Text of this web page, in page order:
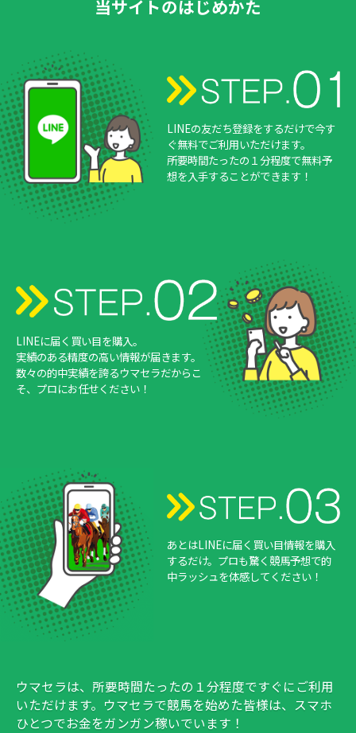
当サイトのはじめかた
LINEの友だち登録をするだけで今す
ぐ無料でご利用いただけます。
所要時間たったの１分程度で無料予
想を入手することができます！
LINEに届く買い目を購入。
実績のある精度の高い情報が届きます。
数々の的中実績を誇るウマセラだからこ
そ、プロにお任せください！
あとはLINEに届く買い目情報を購入
するだけ。プロも驚く競馬予想で的
中ラッシュを体感してください！
ウマセラは、所要時間たったの１分程度ですぐにご利用
いただけます。ウマセラで競馬を始めた皆様は、スマホ
ひとつでお金をガンガン稼いでいます！